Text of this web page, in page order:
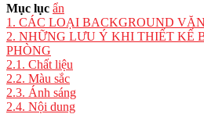
Mục lục ẩn
1. CÁC LOẠI BACKGROUND
2. NHỮNG LƯU Ý KHI THIẾT KẾ
PHÒNG
2.1. Chất liệu
2.2. Màu sắc
2.3. Ánh sáng
2.4. Nội dung